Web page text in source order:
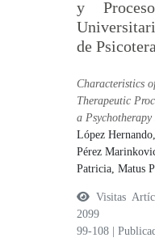
y
de
Characteristics
Therapeutic
a Psychotherapy
López
Pérez
Patricia,Matus
Visitas
2099
99-108
|